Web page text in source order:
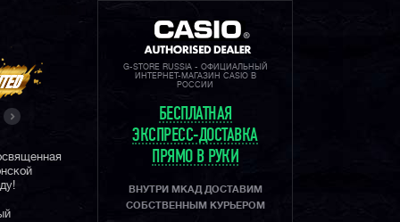
G-STORE RUSSIA - ОФИЦИАЛЬНЫЙ
ИНТЕРНЕТ-МАГАЗИН CASIO В
РОССИИ
БЕСПЛАТНАЯ
ЭКСПРЕСС-ДОСТАВКА
ПРЯМО В РУКИ
ВНУТРИ МКАД ДОСТАВИМ
СОБСТВЕННЫМ КУРЬЕРОМ